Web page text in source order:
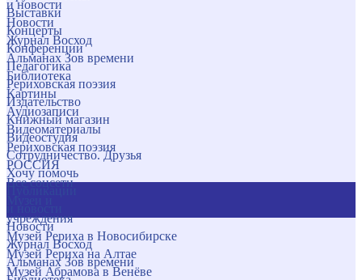
и новости
Новости
Журнал Восход
Альманах Зов времени
Библиотека
Картины
Аудиозаписи
Видеоматериалы
Рериховская поэзия
РОССИЯ
Все соцсети
учреждения
Музей Рериха в Новосибирске
Музей Рериха на Алтае
Музей Абрамова в Венёве
Выставки
Концерты
Конференции
Педагогика
Рериховская поэзия
Издательство
Книжный магазин
Видеостудия
Сотрудничество. Друзья
Хочу помочь
Новости
Журнал Восход
Альманах Зов времени